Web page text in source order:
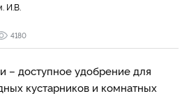
И.В.
4180
– доступное удобрение для
кустарников и комнатных